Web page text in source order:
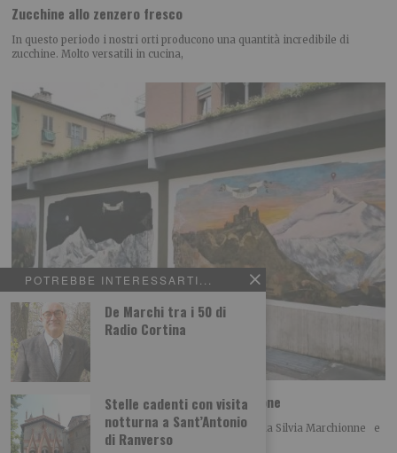
POTREBBE INTERESSARTI...
De Marchi tra i 50 di
Radio Cortina
Stelle cadenti con visita
notturna a Sant’Antonio
di Ranverso
Zucchine allo zenzero fresco
In questo periodo i nostri orti producono una quantità incredibile di
zucchine. Molto versatili in cucina,
Foto dei lettori: Vedute del/dal Rocciamelone
Ecco le foto di un ciclo di Dipinti Murali realizzati da Silvia Marchionne e
da Gianluca